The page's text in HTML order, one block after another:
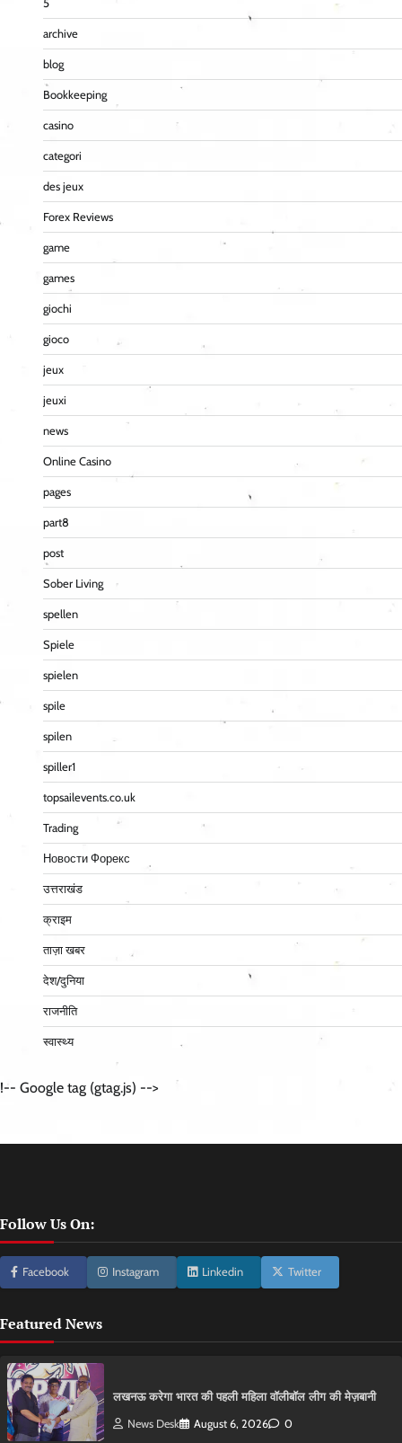
5
archive
blog
Bookkeeping
casino
categori
des jeux
Forex Reviews
game
games
giochi
gioco
jeux
jeuxi
news
Online Casino
pages
part8
post
Sober Living
spellen
Spiele
spielen
spile
spilen
spiller1
topsailevents.co.uk
Trading
Новости Форекс
उत्तराखंड
क्राइम
ताज़ा खबर
देश/दुनिया
राजनीति
स्वास्थ्य
!-- Google tag (gtag.js) -->
Follow Us On:
Facebook Instagram Linkedin Twitter
Featured News
लखनऊ करेगा भारत की पहली महिला वॉलीबॉल लीग की मेज़बानी
News Desk August 6, 2026 0